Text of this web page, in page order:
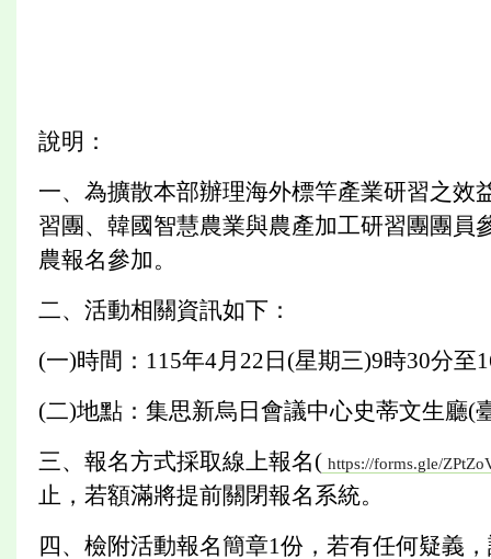
說明：
一、為擴散本部辦理海外標竿產業研習之
習團、韓國智慧農業與農產加工研習團團
農報名參加。
二、活動相關資訊如下：
(一)時間：115年4月22日(星期三)9時30分至
(二)地點：集思新烏日會議中心史蒂文生廳(
三、報名方式採取線上報名( https://forms.gle/
止，若額滿將提前關閉報名系統。
四、檢附活動報名簡章1份，若有任何疑義